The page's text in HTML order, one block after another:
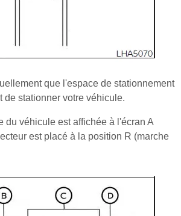
que l'espace de stationnement
de stationner votre véhicule.
du véhicule est affichée à l'écran A
est placé à la position R (marche